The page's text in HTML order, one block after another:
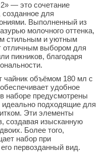
— это сочетание
созданное для
Выполненный из
молочного оттенка,
стильным и уютным
отличным выбором для
пикников, благодаря
чайник объёмом 180 мл с
удобное
наборе предусмотрены
подходящие для
Эти элементы
создавая изысканную
Более того,
набор при
первозданный вид.